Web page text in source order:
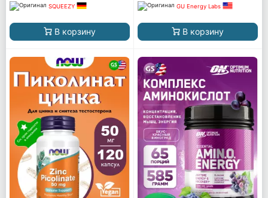
SQUEEZY
В корзину
GU Energy Labs
В корзину